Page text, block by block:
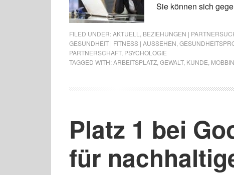
Sie können sich
FILED UNDER:AKTUELL BEZIEHUNGEN |
GESUNDHEIT | FITNESS | AUSSEHEN
PARTNERSCHAFT, PSYCHOLOGIE
TAGGED WITH:ARBEITSPLATZ GEWALT, KUNDE
Platz 1 bei
für